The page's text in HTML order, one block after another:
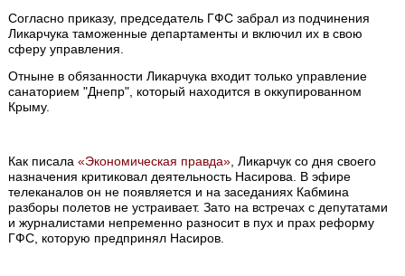
Согласно приказу, председатель ГФС забрал из подчинения
Ликарчука таможенные департаменты и включил их в свою
сферу управления.
Отныне в обязанности Ликарчука входит только управление
санаторием "Днепр", который находится в оккупированном
Крыму.
Как писала«Экономическая правда» , Ликарчук со дня своего
назначения критиковал деятельность Насирова. В эфире
телеканалов он не появляется и на заседаниях Кабмина
разборы полетов не устраивает. Зато на встречах с депутатами
и журналистами непременно разносит в пух и прах реформу
ГФС, которую предпринял Насиров.